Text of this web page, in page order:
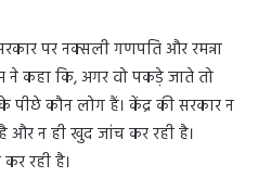
पर नक्सली गणपति और रमन्ना
ने कहा कि, अगर वो पकड़े जाते तो
पीछे कौन लोग हैं। केंद्र की सरकार न
और न ही खुद जांच कर रही है।
रही है।